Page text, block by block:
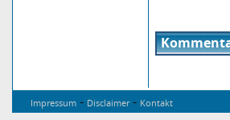
Impressum - Disclaimer- Kontakt